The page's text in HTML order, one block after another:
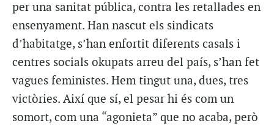
per una sanitat pública, contra les retallades en
ensenyament. Han nascut els sindicats
d’habitatge, s’han enfortit diferents casals i
centres socials okupats arreu del país, s’han fet
vagues feministes. Hem tingut una, dues, tres
victòries. Així que sí, el pesar hi és com un
somort, com una “agonieta” que no acaba, però